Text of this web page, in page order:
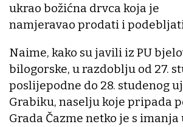
ukrao božićna drvca koja je
namjeravao prodati i
Naime, kako su javili iz PU
bilogorske, u razdoblju od 27.
poslijepodne do 28. studenog
Grabiku, naselju koje pripada
Grada Čazme netko je s imanja